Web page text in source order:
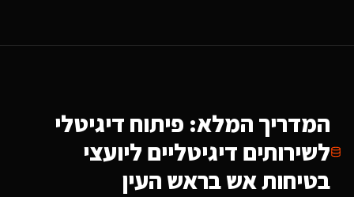
המדריך המלא: פיתוח דיגיטלי
לשירותים דיגיטליים ליועצי
בטיחות אשבראש העין